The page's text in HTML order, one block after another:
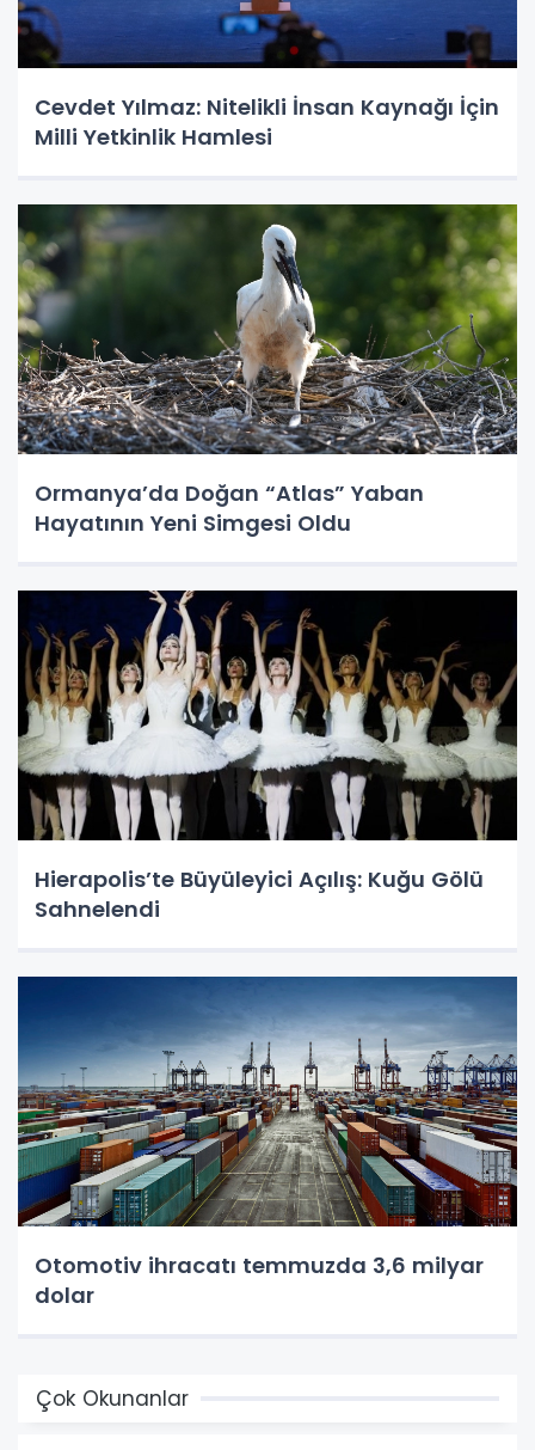
Cevdet Yılmaz: Nitelikli İnsan Kaynağı İçin
Milli Yetkinlik Hamlesi
Ormanya’da Doğan “Atlas” Yaban
Hayatının Yeni Simgesi Oldu
Hierapolis’te Büyüleyici Açılış: Kuğu Gölü
Sahnelendi
Otomotiv ihracatı temmuzda 3,6 milyar
dolar
Çok Okunanlar